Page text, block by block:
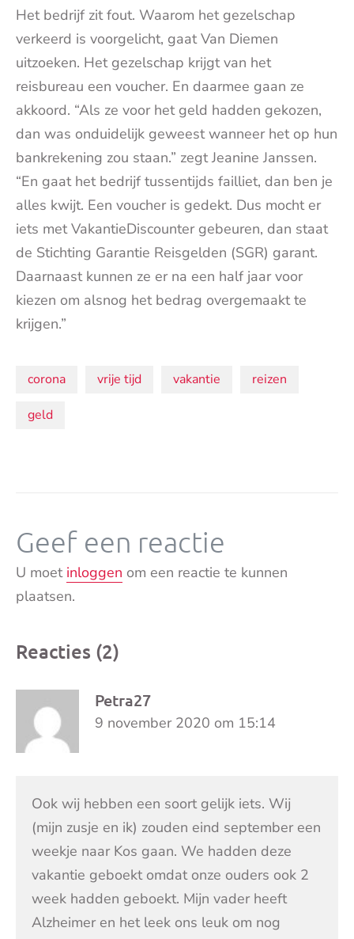
Het bedrijf zit fout. Waarom het gezelschap
verkeerd is voorgelicht, gaat Van Diemen
uitzoeken. Het gezelschap krijgt van het
reisbureau een voucher. En daarmee gaan ze
akkoord. “Als ze voor het geld hadden gekozen,
dan was onduidelijk geweest wanneer het op hun
bankrekening zou staan.” zegt Jeanine Janssen.
“En gaat het bedrijf tussentijds failliet, dan ben je
alles kwijt. Een voucher is gedekt. Dus mocht er
iets met VakantieDiscounter gebeuren, dan staat
de Stichting Garantie Reisgelden (SGR) garant.
Daarnaast kunnen ze er na een half jaar voor
kiezen om alsnog het bedrag overgemaakt te
krijgen.”
Onderwerpen:
corona vrije tijd vakantie reizen
geld
Geef een reactie
U moet inloggen om een reactie te kunnen
plaatsen.
Reacties (2)
Petra27
9 november 2020 om 15:14
Ook wij hebben een soort gelijk iets. Wij
(mijn zusje en ik) zouden eind september een
weekje naar Kos gaan. We hadden deze
vakantie geboekt omdat onze ouders ook 2
week hadden geboekt. Mijn vader heeft
Alzheimer en het leek ons leuk om nog